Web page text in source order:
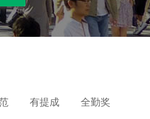
有提成 全勤奖